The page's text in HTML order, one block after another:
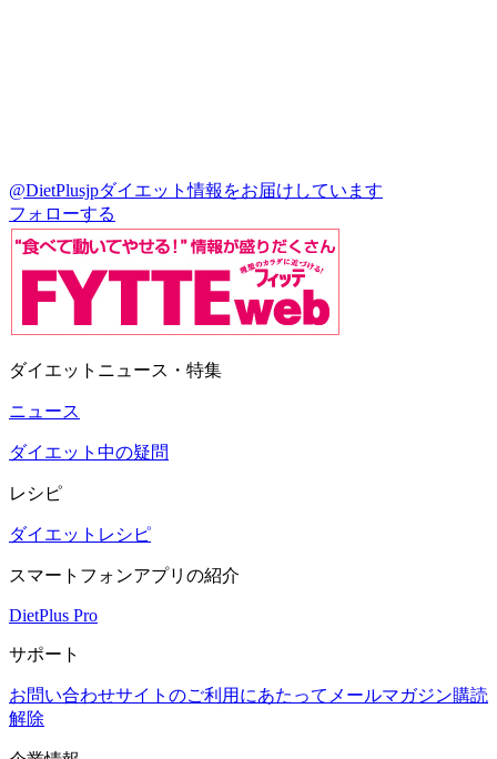
@DietPlusjpダイエット情報をお届けしています
フォローする
ダイエットニュース・特集
ニュース
ダイエット中の疑問
レシピ
ダイエットレシピ
スマートフォンアプリの紹介
DietPlus Pro
サポート
お問い合わせサイトのご利用にあたって メールマガジン購読
解除